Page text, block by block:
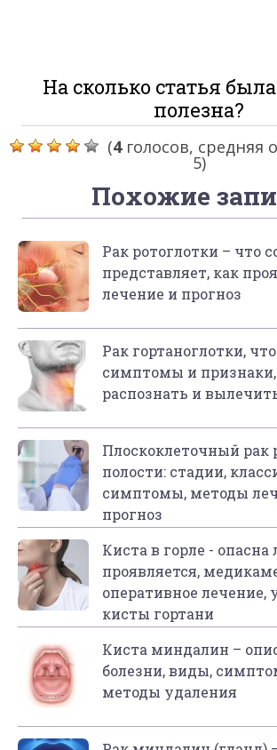
На сколько статья
полезна?
(4голосов, средняя
5)
Похожие
Рак ротоглотки – что
представляет, как
лечение и прогноз
Рак гортаноглотки,
симптомы и признаки,
распознать и
Плоскоклеточный рак
полости: стадии,
симптомы, методы
прогноз
Киста в горле - опасна
проявляется,
оперативное лечение,
кисты гортани
Киста миндалин –
болезни, виды,
методы удаления